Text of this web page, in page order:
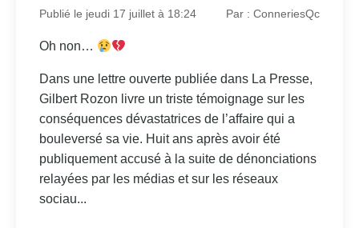
Publié le jeudi 17 juillet à 18:24 Par : ConneriesQc
Oh non…
Dans une lettre ouverte publiée dans La Presse,
Gilbert Rozon livre un triste témoignage sur les
conséquences dévastatrices de l’affaire qui a
bouleversé sa vie. Huit ans après avoir été
publiquement accusé à la suite de dénonciations
relayées par les médias et sur les réseaux
sociau...